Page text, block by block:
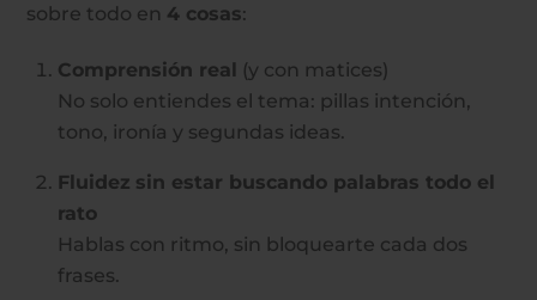
sobre todo en 4 cosas:
Comprensión real (y con matices)
No solo entiendes el tema: pillas intención,
tono, ironía y segundas ideas.
Fluidez sin estar buscando palabras todo el
rato
Hablas con ritmo, sin bloquearte cada dos
frases.